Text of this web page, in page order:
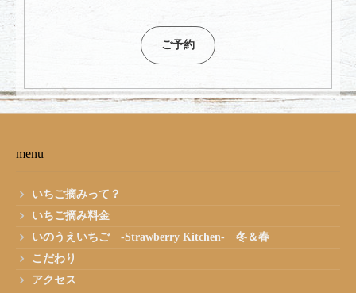
ご予約
menu
いちご摘みって？
いちご摘み料金
いのうえいちご -Strawberry Kitchen- 冬＆春
こだわり
アクセス